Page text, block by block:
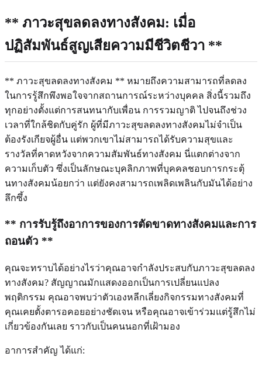
** ภาวะสุขลดลงทางสังคม: เมื่อ
ปฏิสัมพันธ์สูญเสียความมีชีวิตชีวา **
** ภาวะสุขลดลงทางสังคม ** หมายถึงความสามารถที่ลดลง
ในการรู้สึกพึงพอใจจากสถานการณ์ระหว่างบุคคล สิ่งนี้รวมถึง
ทุกอย่างตั้งแต่การสนทนากับเพื่อน การรวมญาติ ไปจนถึงช่วง
เวลาที่ใกล้ชิดกับคู่รัก ผู้ที่มีภาวะสุขลดลงทางสังคมไม่จำเป็น
ต้องรังเกียจผู้อื่น แต่พวกเขาไม่สามารถได้รับความสุขและ
รางวัลที่คาดหวังจากความสัมพันธ์ทางสังคม นี่แตกต่างจาก
ความเก็บตัว ซึ่งเป็นลักษณะบุคลิกภาพที่บุคคลชอบการกระตุ้
นทางสังคมน้อยกว่า แต่ยังคงสามารถเพลิดเพลินกับมันได้อย่าง
ลึกซึ้ง
** การรับรู้ถึงอาการของการตัดขาดทางสังคมและการ
ถอนตัว **
คุณจะทราบได้อย่างไรว่าคุณอาจกำลังประสบกับภาวะสุขลดลง
ทางสังคม? สัญญาณมักแสดงออกเป็นการเปลี่ยนแปลง
พฤติกรรม คุณอาจพบว่าตัวเองหลีกเลี่ยงกิจกรรมทางสังคมที่
คุณเคยตั้งตารอคอยอย่างชัดเจน หรือคุณอาจเข้าร่วมแต่รู้สึกไม่
เกี่ยวข้องกันเลย ราวกับเป็นคนนอกที่เฝ้ามอง
อาการสำคัญ ได้แก่: